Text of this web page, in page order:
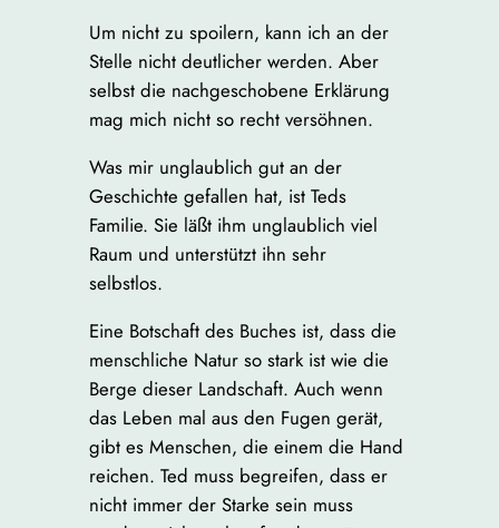
Um nicht zu spoilern, kann ich an der
Stelle nicht deutlicher werden. Aber
selbst die nachgeschobene Erklärung
mag mich nicht so recht versöhnen.
Was mir unglaublich gut an der
Geschichte gefallen hat, ist Teds
Familie. Sie läßt ihm unglaublich viel
Raum und unterstützt ihn sehr
selbstlos.
Eine Botschaft des Buches ist, dass die
menschliche Natur so stark ist wie die
Berge dieser Landschaft. Auch wenn
das Leben mal aus den Fugen gerät,
gibt es Menschen, die einem die Hand
reichen. Ted muss begreifen, dass er
nicht immer der Starke sein muss